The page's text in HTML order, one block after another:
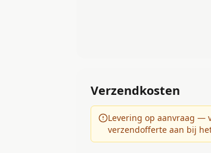
Verzendkosten
Levering op aanvraag —
verzendofferte aan bij